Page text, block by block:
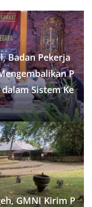
Badan Pekerja
P
Sistem Ke
GMNI Kirim P